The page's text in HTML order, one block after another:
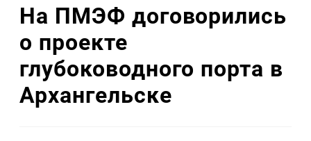
На ПМЭФ договорились
о проекте
глубоководного порта в
Архангельске